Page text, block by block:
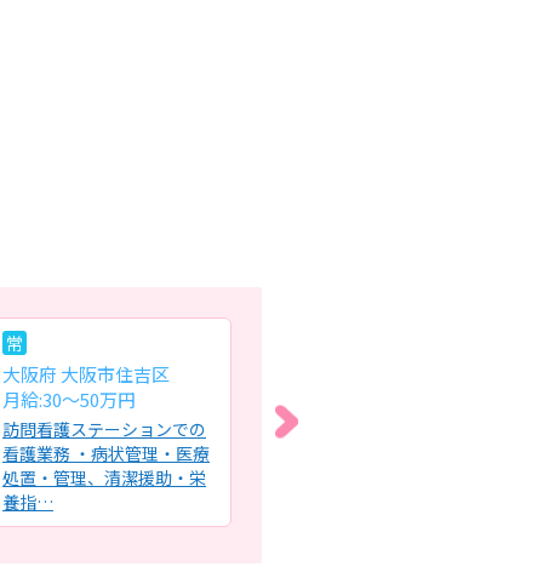
常
大阪府 大阪市住吉区
月給:30～50万円
訪問看護ステーションでの
看護業務 ・病状管理・医療
処置・管理、清潔援助・栄
養指…
時給:1,500円～
デイサービスでの看護業務